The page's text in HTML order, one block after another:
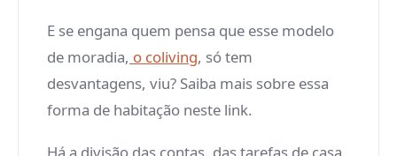
E se engana quem pensa que esse modelo
de moradia, o coliving, só tem
desvantagens, viu? Saiba mais sobre essa
forma de habitação neste link.